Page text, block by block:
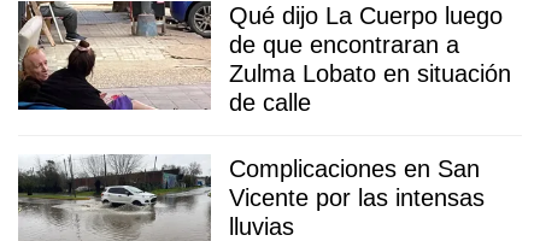
Qué dijo La Cuerpo luego
de que encontraran a
Zulma Lobato en situación
de calle
Complicaciones en San
Vicente por las intensas
lluvias